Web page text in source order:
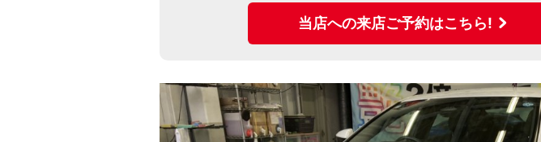
当店への来店ご予約はこちら!